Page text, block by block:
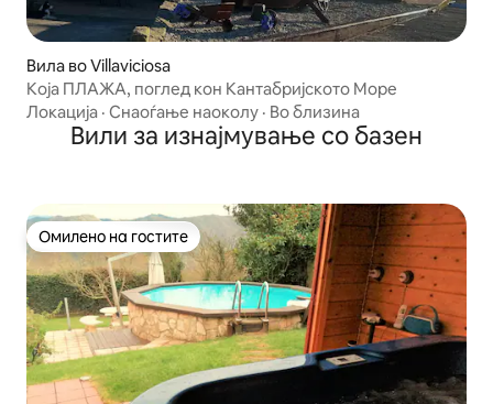
Вила во Villaviciosa
Која ПЛАЖА, поглед кон Кантабријското Море
Локација · Снаоѓање наоколу · Во близина
Вили за изнајмување со базен
Омилено на гостите
Омилено на гостите